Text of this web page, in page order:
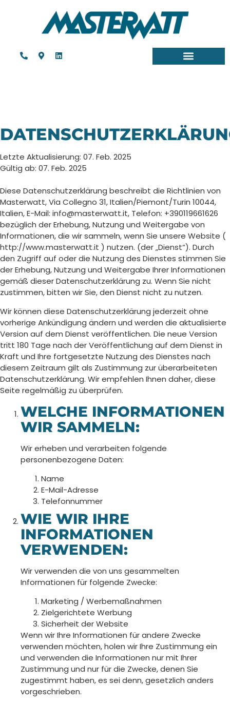
Letzte Aktualisierung: 07. Feb. 2025
Gültig ab: 07. Feb. 2025
Diese Datenschutzerklärung beschreibt die Richtlinien von
Masterwatt, Via Collegno 31, Italien/Piemont/Turin 10044,
Italien, E-Mail: info@masterwatt.it, Telefon: +390119661626
bezüglich der Erhebung, Nutzung und Weitergabe von
Informationen, die wir sammeln, wenn Sie unsere Website (
http://www.masterwatt.it ) nutzen. (der „Dienst“). Durch
den Zugriff auf oder die Nutzung des Dienstes stimmen Sie
der Erhebung, Nutzung und Weitergabe Ihrer Informationen
gemäß dieser Datenschutzerklärung zu. Wenn Sie nicht
zustimmen, bitten wir Sie, den Dienst nicht zu nutzen.
Wir können diese Datenschutzerklärung jederzeit ohne
vorherige Ankündigung ändern und werden die aktualisierte
Version auf dem Dienst veröffentlichen. Die neue Version
tritt 180 Tage nach der Veröffentlichung auf dem Dienst in
Kraft und Ihre fortgesetzte Nutzung des Dienstes nach
diesem Zeitraum gilt als Zustimmung zur überarbeiteten
Datenschutzerklärung. Wir empfehlen Ihnen daher, diese
Seite regelmäßig zu überprüfen.
WELCHE INFORMATIONEN
WIR SAMMELN:
Wir erheben und verarbeiten folgende
personenbezogene Daten:
Name
E-Mail-Adresse
Telefonnummer
WIE WIR IHRE
INFORMATIONEN
VERWENDEN:
Wir verwenden die von uns gesammelten
Informationen für folgende Zwecke:
Marketing / Werbemaßnahmen
Zielgerichtete Werbung
Sicherheit der Website
Wenn wir Ihre Informationen für andere Zwecke
verwenden möchten, holen wir Ihre Zustimmung ein
und verwenden die Informationen nur mit Ihrer
Zustimmung und nur für die Zwecke, denen Sie
zugestimmt haben, es sei denn, gesetzlich anders
vorgeschrieben.